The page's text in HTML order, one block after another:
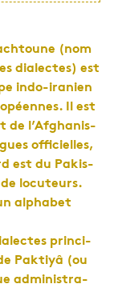
(nom
indo-ira­nien
Il est
de l’Af­gha­nis­
offi­cielles,
est du Pakis­
locu­teurs.
alpha­bet
prin­ci­
Pak­tiyâ (ou
admi­nis­tra­